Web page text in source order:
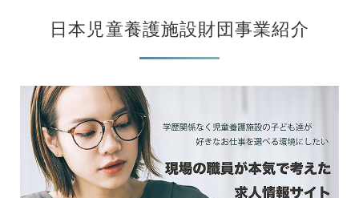
日本児童養護施設財団事業紹介